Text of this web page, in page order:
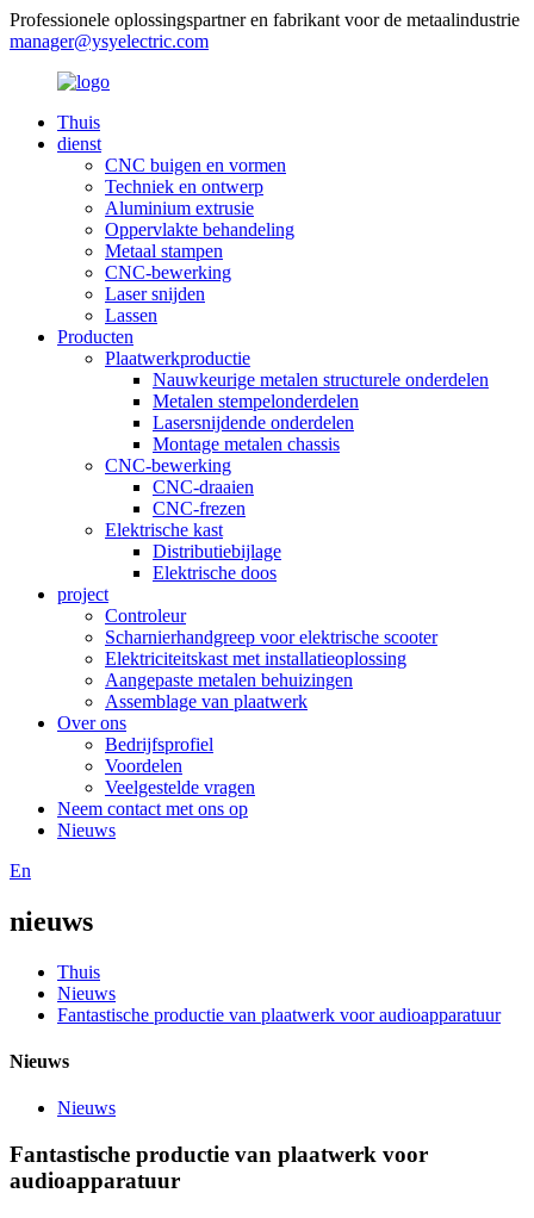
Professionele oplossingspartner en fabrikant voor de metaalindustrie
manager@ysyelectric.com
Thuis
dienst
CNC buigen en vormen
Techniek en ontwerp
Aluminium extrusie
Oppervlakte behandeling
Metaal stampen
CNC-bewerking
Laser snijden
Lassen
Producten
Plaatwerkproductie
Nauwkeurige metalen structurele onderdelen
Metalen stempelonderdelen
Lasersnijdende onderdelen
Montage metalen chassis
CNC-bewerking
CNC-draaien
CNC-frezen
Elektrische kast
Distributiebijlage
Elektrische doos
project
Controleur
Scharnierhandgreep voor elektrische scooter
Elektriciteitskast met installatieoplossing
Aangepaste metalen behuizingen
Assemblage van plaatwerk
Over ons
Bedrijfsprofiel
Voordelen
Veelgestelde vragen
Neem contact met ons op
Nieuws
En
nieuws
Thuis
Nieuws
Fantastische productie van plaatwerk voor audioapparatuur
Nieuws
Nieuws
Fantastische productie van plaatwerk voor
audioapparatuur